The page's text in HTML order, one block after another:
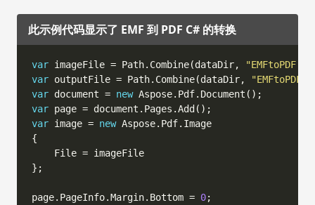
此示例代码显示了 EMF 到 PDF C# 的转换
var imageFile = Path.Combine(dataDir,
var outputFile = Path.Combine(dataDir,
var document = new
var
var image = new
page.PageInfo.Margin.Bottom = 0